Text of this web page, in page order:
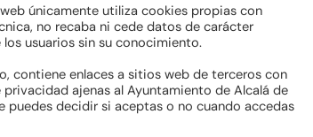
únicamente utiliza cookies propias con
no recaba ni cede datos de carácter
los usuarios sin su conocimiento.
contiene enlaces a sitios web de terceros con
ajenas al Ayuntamiento de Alcalá de
puedes decidir si aceptas o no cuando accedas